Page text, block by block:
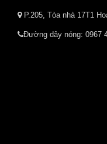
P.205, Tòa nhà 17T1
Đường dây nóng: 0967